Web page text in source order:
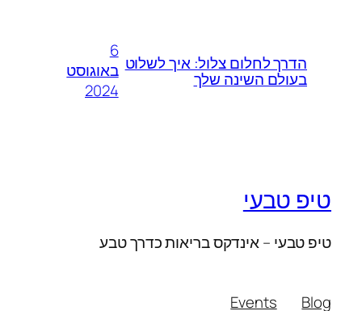
הדרך לחלום צלול: איך לשלוט
בעולם השינה שלך
6
באוגוסט
2024
טיפ טבעי
טיפ טבעי – אינדקס בריאות כדרך טבע
Blog
Events